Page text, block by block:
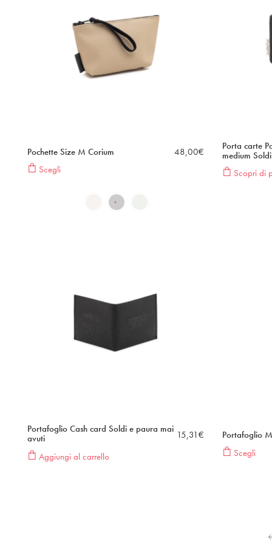
Pochette Size M Corium
Scegli
48,00€
Porta carte
medium
Scopri di
Portafoglio Cash card Soldi e paura mai
avuti
Aggiungi al carrello
15,31 €
Portafoglio
Scegli